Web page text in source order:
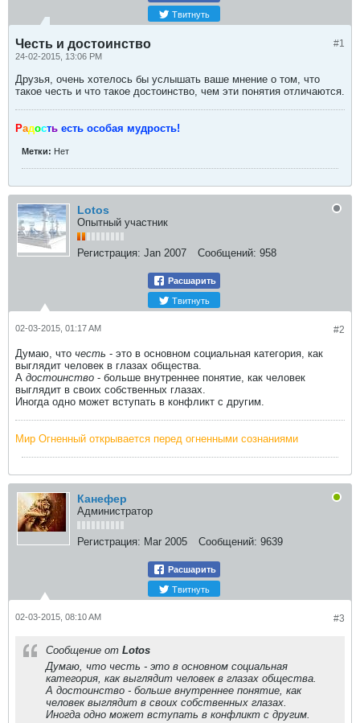
Твитнуть
#1
Честь и достоинство
24-02-2015, 13:06 PM
Друзья, очень хотелось бы услышать ваше мнение о том, что
такое честь и что такое достоинство, чем эти понятия отличаются.
Радость есть особая мудрость!
Метки: Нет
Lotos
Опытный участник
Регистрация: Jan 2007 Сообщений: 958
Расшарить
Твитнуть
#2
02-03-2015, 01:17 AM
Думаю, что честь - это в основном социальная категория, как
выглядит человек в глазах общества.
А достоинство - больше внутреннее понятие, как человек
выглядит в своих собственных глазах.
Иногда одно может вступать в конфликт с другим.
Мир Огненный открывается перед огненными сознаниями
Канефер
Администратор
Регистрация: Mar 2005 Сообщений: 9639
Расшарить
Твитнуть
#3
02-03-2015, 08:10 AM
Сообщение от Lotos
Думаю, что честь - это в основном социальная
категория, как выглядит человек в глазах общества.
А достоинство - больше внутреннее понятие, как
человек выглядит в своих собственных глазах.
Иногда одно может вступать в конфликт с другим.